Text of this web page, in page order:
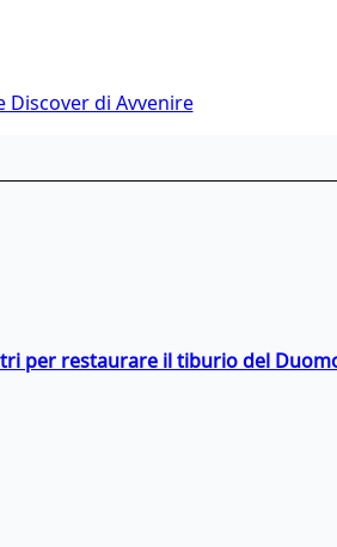
Discover di Avvenire
per restaurare il tiburio del